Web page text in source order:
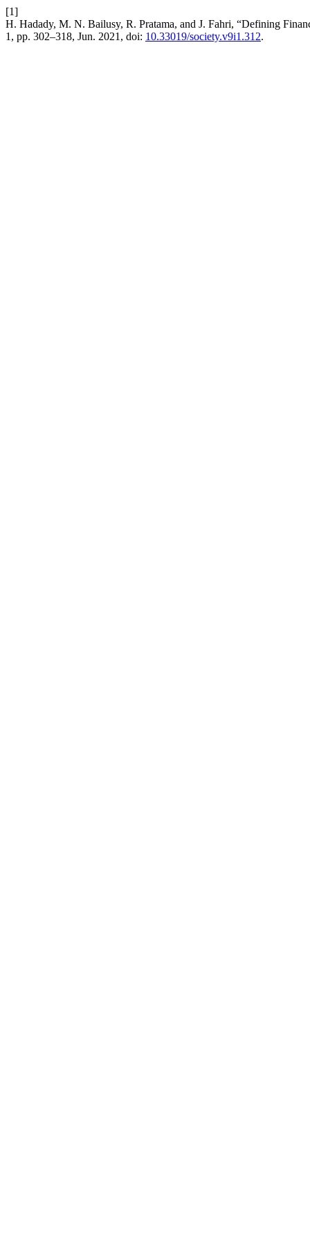
[1]
H. Hadady, M. N. Bailusy, R. Pratama, and J. Fahri, “Defining
1, pp. 302–318, Jun. 2021, doi: 10.33019/society.v9i1.312.